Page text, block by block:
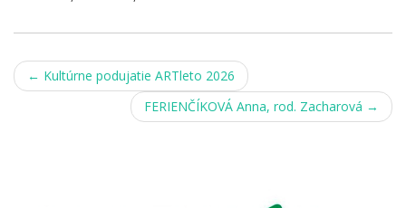
Post
navigation
← Kultúrne podujatie ARTleto 2026
FERIENČÍKOVÁ Anna, rod. Zacharová →